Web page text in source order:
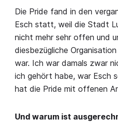
Die Pride fand in den
Esch statt, weil die Stadt
nicht mehr sehr offen und
diesbezügliche
war. Ich war damals zwar
ich gehört habe, war Esch
hat die Pride mit offenen
Und warum ist